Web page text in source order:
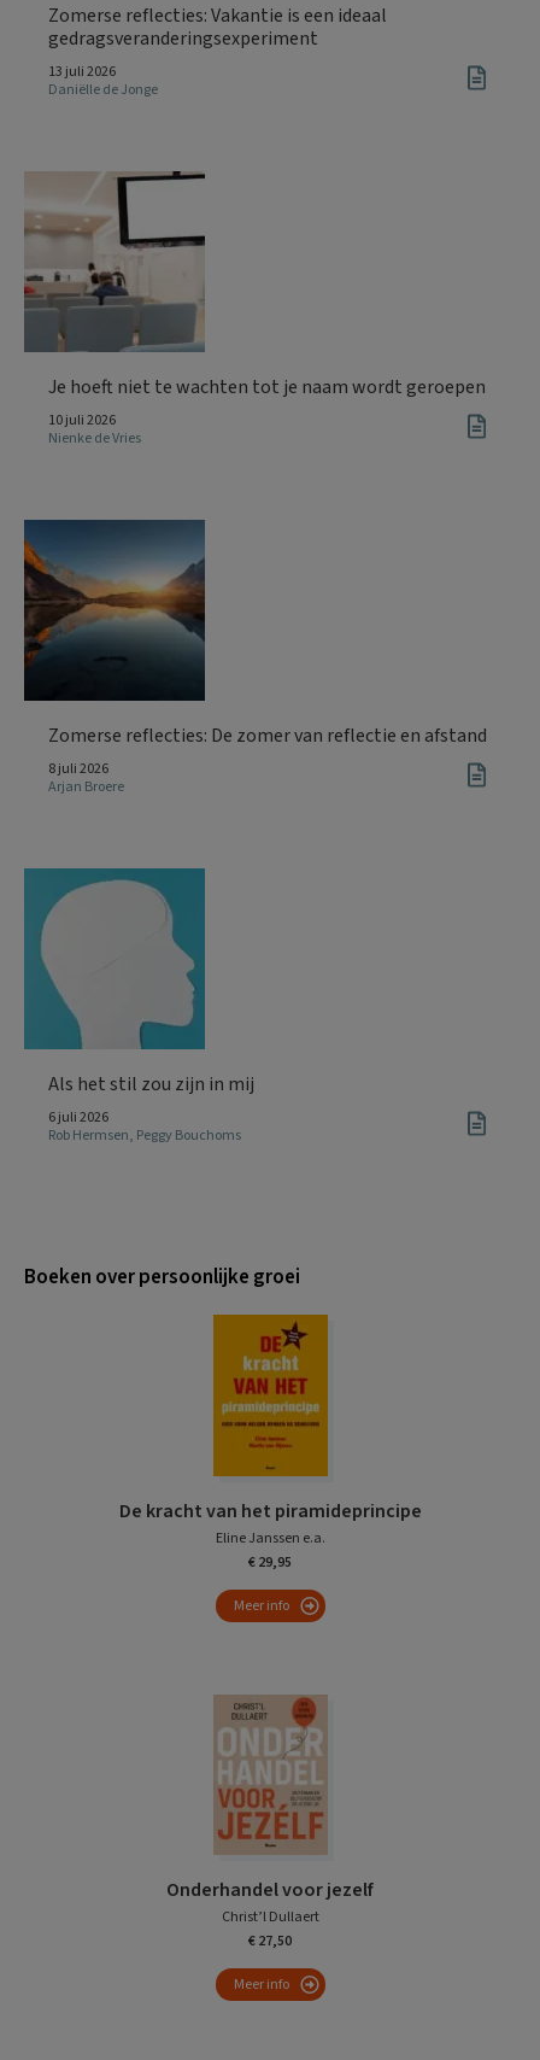
Zomerse reflecties: Vakantie is een ideaal
gedragsveranderingsexperiment
13 juli 2026
Daniëlle de Jonge
Je hoeft niet te wachten tot je naam wordt geroepen
10 juli 2026
Nienke de Vries
Zomerse reflecties: De zomer van reflectie en afstand
8 juli 2026
Arjan Broere
Als het stil zou zijn in mij
6 juli 2026
Rob Hermsen, Peggy Bouchoms
Boeken over persoonlijke groei
De kracht van het piramideprincipe
Eline Janssen e.a.
€ 29,95
Meer info
Onderhandel voor jezelf
Christ’l Dullaert
€ 27,50
Meer info